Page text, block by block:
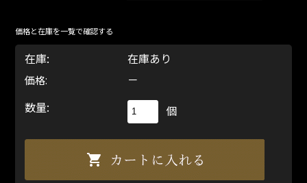
価格と在庫を一覧で確認する
在庫: 在庫あり
価格:
－
数量:
個